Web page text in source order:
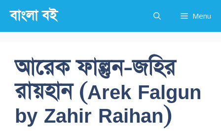
content
বাংলা বই Menu
আরেক ফাল্গুন-জহির
রায়হান (Arek Falgun
by Zahir Raihan)